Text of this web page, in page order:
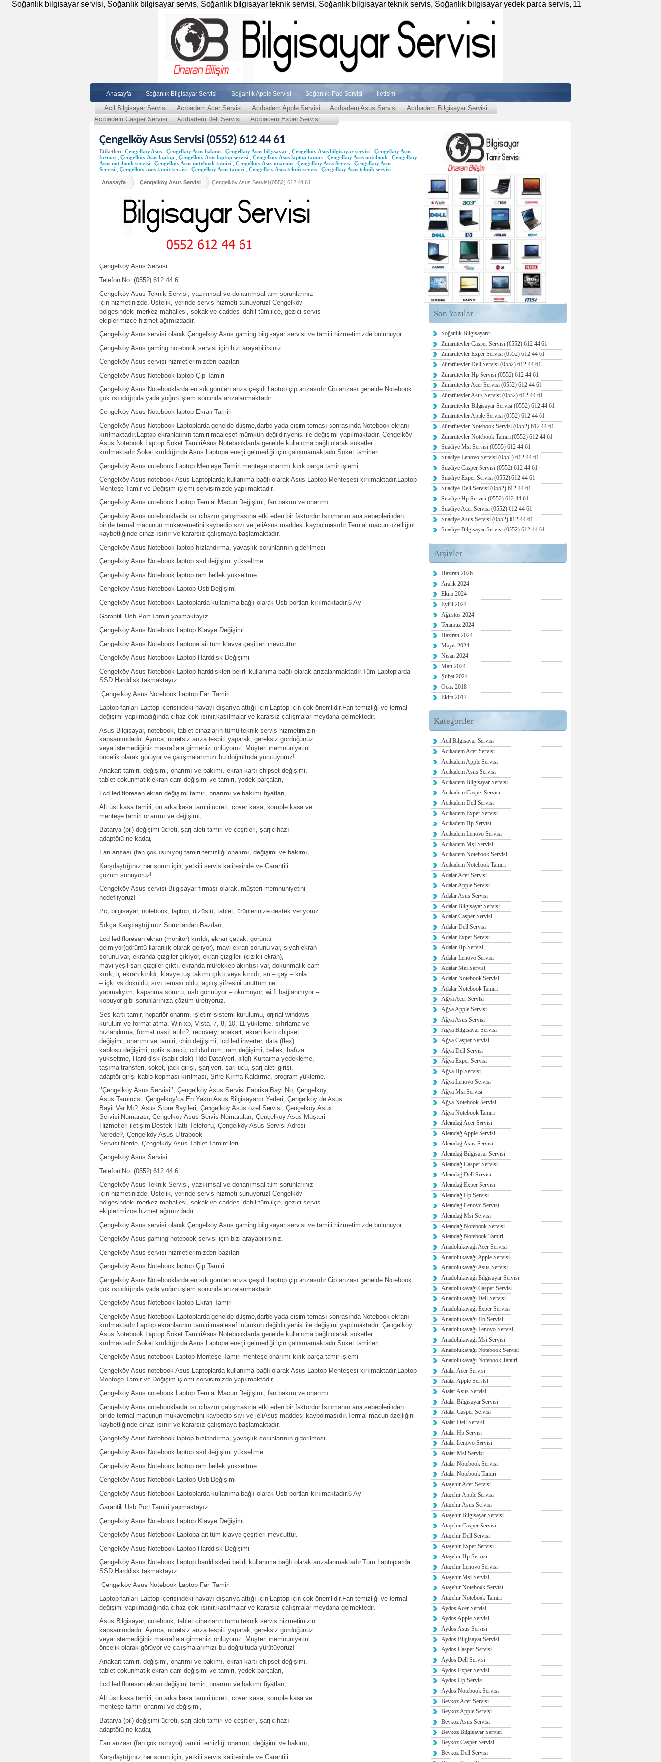
Soğanlık bilgisayar servisi, Soğanlık bilgisayar servis, Soğanlık bilgisayar teknik servisi, Soğanlık bilgisayar teknik servis, Soğanlık bilgisayar yedek parca servis, 11
Anasayfa Soğanlık Bilgisayar Servisi Soğanlık Apple Servisi Soğanlık iPad Servisi iletişim
Acil Bilgisayar Servisi Acıbadem Acer Servisi Acıbadem Apple Servisi Acıbadem Asus Servisi
Acıbadem Bilgisayar Servisi
Acıbadem Casper Servisi
Acıbadem Dell Servisi Acıbadem Exper Servisi
Çengelköy Asus Servisi (0552) 612 44 61
Etiketler: Çengelköy Asus Çengelköy Asus bakımı Çengelköy Asus bilgisayar Çengelköy Asus bilgisayar servisi
Çengelköy Asus
format
Çengelköy Asus laptop Çengelköy Asus laptop servisi Çengelköy Asus laptop tamiri Çengelköy Asus notebook
Çengelköy
Asus notebook servisi
Çengelköy Asus notebook tamiri Çengelköy Asus onarımı Çengelköy Asus Servis
Çengelköy Asus
Servisi
Çengelköy asus tamir servisi Çengelköy Asus tamiri Çengelköy Asus teknik servis Çengelköy Asus teknik servisi
Anasayfa Çengelköy Asus Servisi Çengelköy Asus Servisi (0552) 612 44 61
Çengelköy Asus Servisi
Telefon No: (0552) 612 44 61
Çengelköy Asus Teknik Servisi, yazılımsal ve donanımsal tüm sorunlarınız
için hizmetinizde. Üstelik, yerinde servis hizmeti sunuyoruz! Çengelköy
bölgesindeki merkez mahallesi, sokak ve caddesi dahil tüm ilçe, gezici servis
ekiplerimizce hizmet ağımızdadır.
Çengelköy Asus servisi olarak Çengelköy Asus gaming bilgisayar servisi ve tamiri hizmetimizde bulunuyor.
Çengelköy Asus gaming notebook servisi için bizi arayabilirsiniz.
Çengelköy Asus servisi hizmetlerimizden bazıları
Çengelköy Asus Notebook laptop Çip Tamiri
Çengelköy Asus Notebooklarda en sık görülen arıza çeşidi Laptop çip arızasıdır.Çip arızası genelde Notebook
çok ısındığında yada yoğun işlem sonunda arızalanmaktadır.
Çengelköy Asus Notebook laptop Ekran Tamiri
Çengelköy Asus Notebook Laptoplarda genelde düşme,darbe yada cisim teması sonrasında Notebook ekranı
kırılmaktadır.Laptop ekranlarının tamiri maalesef mümkün değildir,yenisi ile değişimi yapılmaktadır. Çengelköy
Asus Notebook Laptop Soket TamiriAsus Notebooklarda genelde kullanıma bağlı olarak soketler
kırılmaktadır.Soket kırıldığında Asus Laptopa enerji gelmediği için çalışmamaktadır.Soket tamirleri
Çengelköy Asus notebook Laptop Menteşe Tamiri menteşe onarımı kırık parça tamir işlemi
Çengelköy Asus notebook Asus Laptoplarda kullanıma bağlı olarak Asus Laptop Menteşesi kırılmaktadır.Laptop
Menteşe Tamir ve Değişim işlemi servisimizde yapılmaktadır.
Çengelköy Asus notebook Laptop Termal Macun Değişimi, fan bakım ve onarımı
Çengelköy Asus notebooklarda ısı cihazın çalışmasına etki eden bir faktördür.Isınmanın ana sebeplerinden
biride termal macunun mukavemetini kaybedip sıvı ve jeliAsus maddesi kaybolmasıdır.Termal macun özelliğini
kaybettiğinde cihaz ısınır ve kararsız çalışmaya başlamaktadır.
Çengelköy Asus Notebook laptop hızlandırma, yavaşlık sorunlarının giderilmesi
Çengelköy Asus Notebook laptop ssd değişimi yükseltme
Çengelköy Asus Notebook laptop ram bellek yükseltme
Çengelköy Asus Notebook Laptop Usb Değişimi
Çengelköy Asus Notebook Laptoplarda kullanıma bağlı olarak Usb portları kırılmaktadır.6 Ay
Garantili Usb Port Tamiri yapmaktayız.
Çengelköy Asus Notebook Laptop Klavye Değişimi
Çengelköy Asus Notebook Laptopa ait tüm klavye çeşitleri mevcuttur.
Çengelköy Asus Notebook Laptop Harddisk Değişimi
Çengelköy Asus Notebook Laptop harddiskleri belirli kullanıma bağlı olarak arızalanmaktadır.Tüm Laptoplarda
SSD Harddisk takmaktayız.
Çengelköy Asus Notebook Laptop Fan Tamiri
Laptop fanları Laptop içerisindeki havayı dışarıya attığı için Laptop için çok önemlidir.Fan temizliği ve termal
değişimi yapılmadığında cihaz çok ısınır,kasılmalar ve kararsız çalışmalar meydana gelmektedir.
Asus Bilgisayar, notebook, tablet cihazların tümü teknik servis hizmetimizin
kapsamındadır. Ayrıca, ücretsiz arıza tespiti yaparak, gereksiz gördüğünüz
veya istemediğiniz masraflara girmenizi önlüyoruz. Müşteri memnuniyetini
öncelik olarak görüyor ve çalışmalarımızı bu doğrultuda yürütüyoruz!
Anakart tamiri, değişimi, onarımı ve bakımı. ekran kartı chipset değişimi,
tablet dokunmatik ekran cam değişimi ve tamiri, yedek parçaları,
Lcd led floresan ekran değişimi tamiri, onarımı ve bakımı fiyatları,
Alt üst kasa tamiri, ön arka kasa tamiri ücreti, cover kasa, komple kasa ve
menteşe tamiri onarımı ve değişimi,
Batarya (pil) değişimi ücreti, şarj aleti tamiri ve çeşitleri, şarj cihazı
adaptörü ne kadar,
Fan arızası (fan çok ısınıyor) tamiri temizliği onarımı, değişimi ve bakımı,
Karşılaştığınız her sorun için, yetkili servis kalitesinde ve Garantili
çözüm sunuyoruz!
Çengelköy Asus servisi Bilgisayar firması olarak, müşteri memnuniyetini
hedefliyoruz!
Pc, bilgisayar, notebook, laptop, dizüstü, tablet, ürünlerinize destek veriyoruz.
Sıkça Karşılaştığımız Sorunlardan Bazıları;
Lcd led floresan ekran (monitör) kırıldı, ekran çatlak, görüntü
gelmiyor(görüntü karanlık olarak geliyor), mavi ekran sorunu var, siyah ekran
sorunu var, ekranda çizgiler çıkıyor, ekran çizgileri (çizikli ekran),
mavi yeşil sarı çizgiler çıktı, ekranda mürekkep akıntısı var, dokunmatik cam
kırık, iç ekran kırıldı, klavye tuş takımı çıktı veya kırıldı, su – çay – kola
– içki vs döküldü, sıvı teması oldu, açılış şifresini unuttum ne
yapmalıyım, kapanma sorunu, usb görmüyor – okumuyor, wi fi bağlanmıyor –
kopuyor gibi sorunlarınıza çözüm üretiyoruz.
Ses kartı tamir, hoparlör onarım, işletim sistemi kurulumu, orjinal windows
kurulum ve format atma. Win xp, Vista, 7, 8, 10, 11 yükleme, sıfırlama ve
hızlandırma, format nasıl atılır?, recovery, anakart, ekran kartı chipset
değişimi, onarımı ve tamiri, chip değişimi, lcd led inverter, data (flex)
kablosu değişimi, optik sürücü, cd dvd rom, ram değişimi, bellek, hafıza
yükseltme, Hard disk (sabit disk) Hdd Data(veri, bilgi) Kurtarma yedekleme,
taşıma transferi, soket, jack girişi, şarj yeri, şarj ucu, şarj aleti girişi,
adaptör girişi kablo kopması kırılması, Şifre Kırma Kaldırma, program yükleme.
‘’Çengelköy Asus Servisi’’, Çengelköy Asus Servisi Fabrika Bayi No, Çengelköy
Asus Tamircisi, Çengelköy’da En Yakın Asus Bilgisayarcı Yerleri, Çengelköy de Asus
Bayii Var Mı?, Asus Store Bayileri, Çengelköy Asus özel Servisi, Çengelköy Asus
Servisi Numarası, Çengelköy Asus Servis Numaraları, Çengelköy Asus Müşteri
Hizmetleri iletişim Destek Hattı Telefonu, Çengelköy Asus Servisi Adresi
Nerede?, Çengelköy Asus Ultrabook
Servisi Nerde, Çengelköy Asus Tablet Tamircileri.
Çengelköy Asus Servisi
Telefon No: (0552) 612 44 61
Çengelköy Asus Teknik Servisi, yazılımsal ve donanımsal tüm sorunlarınız
için hizmetinizde. Üstelik, yerinde servis hizmeti sunuyoruz! Çengelköy
bölgesindeki merkez mahallesi, sokak ve caddesi dahil tüm ilçe, gezici servis
ekiplerimizce hizmet ağımızdadır.
Çengelköy Asus servisi olarak Çengelköy Asus gaming bilgisayar servisi ve tamiri hizmetimizde bulunuyor.
Çengelköy Asus gaming notebook servisi için bizi arayabilirsiniz.
Çengelköy Asus servisi hizmetlerimizden bazıları
Çengelköy Asus Notebook laptop Çip Tamiri
Çengelköy Asus Notebooklarda en sık görülen arıza çeşidi Laptop çip arızasıdır.Çip arızası genelde Notebook
çok ısındığında yada yoğun işlem sonunda arızalanmaktadır.
Çengelköy Asus Notebook laptop Ekran Tamiri
Çengelköy Asus Notebook Laptoplarda genelde düşme,darbe yada cisim teması sonrasında Notebook ekranı
kırılmaktadır.Laptop ekranlarının tamiri maalesef mümkün değildir,yenisi ile değişimi yapılmaktadır. Çengelköy
Asus Notebook Laptop Soket TamiriAsus Notebooklarda genelde kullanıma bağlı olarak soketler
kırılmaktadır.Soket kırıldığında Asus Laptopa enerji gelmediği için çalışmamaktadır.Soket tamirleri
Çengelköy Asus notebook Laptop Menteşe Tamiri menteşe onarımı kırık parça tamir işlemi
Çengelköy Asus notebook Asus Laptoplarda kullanıma bağlı olarak Asus Laptop Menteşesi kırılmaktadır.Laptop
Menteşe Tamir ve Değişim işlemi servisimizde yapılmaktadır.
Çengelköy Asus notebook Laptop Termal Macun Değişimi, fan bakım ve onarımı
Çengelköy Asus notebooklarda ısı cihazın çalışmasına etki eden bir faktördür.Isınmanın ana sebeplerinden
biride termal macunun mukavemetini kaybedip sıvı ve jeliAsus maddesi kaybolmasıdır.Termal macun özelliğini
kaybettiğinde cihaz ısınır ve kararsız çalışmaya başlamaktadır.
Çengelköy Asus Notebook laptop hızlandırma, yavaşlık sorunlarının giderilmesi
Çengelköy Asus Notebook laptop ssd değişimi yükseltme
Çengelköy Asus Notebook laptop ram bellek yükseltme
Çengelköy Asus Notebook Laptop Usb Değişimi
Çengelköy Asus Notebook Laptoplarda kullanıma bağlı olarak Usb portları kırılmaktadır.6 Ay
Garantili Usb Port Tamiri yapmaktayız.
Çengelköy Asus Notebook Laptop Klavye Değişimi
Çengelköy Asus Notebook Laptopa ait tüm klavye çeşitleri mevcuttur.
Çengelköy Asus Notebook Laptop Harddisk Değişimi
Çengelköy Asus Notebook Laptop harddiskleri belirli kullanıma bağlı olarak arızalanmaktadır.Tüm Laptoplarda
SSD Harddisk takmaktayız.
Çengelköy Asus Notebook Laptop Fan Tamiri
Laptop fanları Laptop içerisindeki havayı dışarıya attığı için Laptop için çok önemlidir.Fan temizliği ve termal
değişimi yapılmadığında cihaz çok ısınır,kasılmalar ve kararsız çalışmalar meydana gelmektedir.
Asus Bilgisayar, notebook, tablet cihazların tümü teknik servis hizmetimizin
kapsamındadır. Ayrıca, ücretsiz arıza tespiti yaparak, gereksiz gördüğünüz
veya istemediğiniz masraflara girmenizi önlüyoruz. Müşteri memnuniyetini
öncelik olarak görüyor ve çalışmalarımızı bu doğrultuda yürütüyoruz!
Anakart tamiri, değişimi, onarımı ve bakımı. ekran kartı chipset değişimi,
tablet dokunmatik ekran cam değişimi ve tamiri, yedek parçaları,
Lcd led floresan ekran değişimi tamiri, onarımı ve bakımı fiyatları,
Alt üst kasa tamiri, ön arka kasa tamiri ücreti, cover kasa, komple kasa ve
menteşe tamiri onarımı ve değişimi,
Batarya (pil) değişimi ücreti, şarj aleti tamiri ve çeşitleri, şarj cihazı
adaptörü ne kadar,
Fan arızası (fan çok ısınıyor) tamiri temizliği onarımı, değişimi ve bakımı,
Karşılaştığınız her sorun için, yetkili servis kalitesinde ve Garantili
Son Yazılar
Soğanlık Bilgisayarcı
Zümrütevler Casper Servisi (0552) 612 44 61
Zümrütevler Exper Servisi (0552) 612 44 61
Zümrütevler Dell Servisi (0552) 612 44 61
Zümrütevler Hp Servisi (0552) 612 44 61
Zümrütevler Acer Servisi (0552) 612 44 61
Zümrütevler Asus Servisi (0552) 612 44 61
Zümrütevler Bilgisayar Servisi (0552) 612 44 61
Zümrütevler Apple Servisi (0552) 612 44 61
Zümrütevler Notebook Servisi (0552) 612 44 61
Zümrütevler Notebook Tamiri (0552) 612 44 61
Suadiye Msi Servisi (0555) 612 44 61
Suadiye Lenovo Servisi (0552) 612 44 61
Suadiye Casper Servisi (0552) 612 44 61
Suadiye Exper Servisi (0552) 612 44 61
Suadiye Dell Servisi (0552) 612 44 61
Suadiye Hp Servisi (0552) 612 44 61
Suadiye Acer Servisi (0552) 612 44 61
Suadiye Asus Servisi (0552) 612 44 61
Suadiye Bilgisayar Servisi (0552) 612 44 61
Arşivler
Haziran 2026
Aralık 2024
Ekim 2024
Eylül 2024
Ağustos 2024
Temmuz 2024
Haziran 2024
Mayıs 2024
Nisan 2024
Mart 2024
Şubat 2024
Ocak 2018
Ekim 2017
Kategoriler
Acil Bilgisayar Servisi
Acıbadem Acer Servisi
Acıbadem Apple Servisi
Acıbadem Asus Servisi
Acıbadem Bilgisayar Servisi
Acıbadem Casper Servisi
Acıbadem Dell Servisi
Acıbadem Exper Servisi
Acıbadem Hp Servisi
Acıbadem Lenovo Servisi
Acıbadem Msi Servisi
Acıbadem Notebook Servisi
Acıbadem Notebook Tamiri
Adalar Acer Servisi
Adalar Apple Servisi
Adalar Asus Servisi
Adalar Bilgisayar Servisi
Adalar Casper Servisi
Adalar Dell Servisi
Adalar Exper Servisi
Adalar Hp Servisi
Adalar Lenovo Servisi
Adalar Msi Servisi
Adalar Notebook Servisi
Adalar Notebook Tamiri
Ağva Acer Servisi
Ağva Apple Servisi
Ağva Asus Servisi
Ağva Bilgisayar Servisi
Ağva Casper Servisi
Ağva Dell Servisi
Ağva Exper Servisi
Ağva Hp Servisi
Ağva Lenovo Servisi
Ağva Msi Servisi
Ağva Notebook Servisi
Ağva Notebook Tamiri
Alemdağ Acer Servisi
Alemdağ Apple Servisi
Alemdağ Asus Servisi
Alemdağ Bilgisayar Servisi
Alemdağ Casper Servisi
Alemdağ Dell Servisi
Alemdağ Exper Servisi
Alemdağ Hp Servisi
Alemdağ Lenovo Servisi
Alemdağ Msi Servisi
Alemdağ Notebook Servisi
Alemdağ Notebook Tamiri
Anadolukavağı Acer Servisi
Anadolukavağı Apple Servisi
Anadolukavağı Asus Servisi
Anadolukavağı Bilgisayar Servisi
Anadolukavağı Casper Servisi
Anadolukavağı Dell Servisi
Anadolukavağı Exper Servisi
Anadolukavağı Hp Servisi
Anadolukavağı Lenovo Servisi
Anadolukavağı Msi Servisi
Anadolukavağı Notebook Servisi
Anadolukavağı Notebook Tamiri
Atalar Acer Servisi
Atalar Apple Servisi
Atalar Asus Servisi
Atalar Bilgisayar Servisi
Atalar Casper Servisi
Atalar Dell Servisi
Atalar Hp Servisi
Atalar Lenovo Servisi
Atalar Msi Servisi
Atalar Notebook Servisi
Atalar Notebook Tamiri
Ataşehir Acer Servisi
Ataşehir Apple Servisi
Ataşehir Asus Servisi
Ataşehir Bilgisayar Servisi
Ataşehir Casper Servisi
Ataşehir Dell Servisi
Ataşehir Exper Servisi
Ataşehir Hp Servisi
Ataşehir Lenovo Servisi
Ataşehir Msi Servisi
Ataşehir Notebook Servisi
Ataşehir Notebook Tamiri
Aydos Acer Servisi
Aydos Apple Servisi
Aydos Asus Servisi
Aydos Bilgisayar Servisi
Aydos Casper Servisi
Aydos Dell Servisi
Aydos Exper Servisi
Aydos Hp Servisi
Aydos Notebook Servisi
Beykoz Acer Servisi
Beykoz Apple Servisi
Beykoz Asus Servisi
Beykoz Bilgisayar Servisi
Beykoz Casper Servisi
Beykoz Dell Servisi